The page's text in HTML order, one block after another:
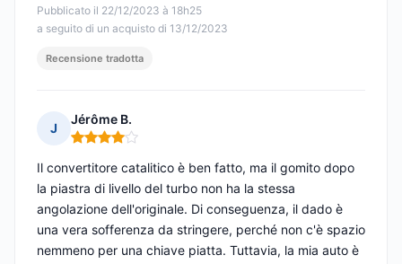
Pubblicato il 22/12/2023 à 18h25
a seguito di un acquisto di 13/12/2023
Recensione tradotta
J
Jérôme B.
Nota: 4 su 5
Il convertitore catalitico è ben fatto, ma il gomito dopo
la piastra di livello del turbo non ha la stessa
angolazione dell'originale. Di conseguenza, il dado è
una vera sofferenza da stringere, perché non c'è spazio
nemmeno per una chiave piatta. Tuttavia, la mia auto è